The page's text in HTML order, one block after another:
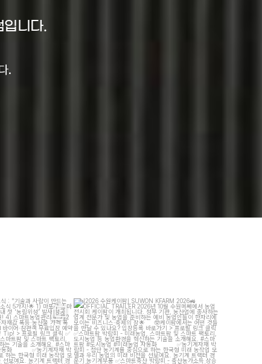
입니다.
.
: "기술과 사람이 만드는
농업"]
5
[2026 수원케이팜] SUWON KFARM 2026
OFFICIAL TRAILER...
7 5